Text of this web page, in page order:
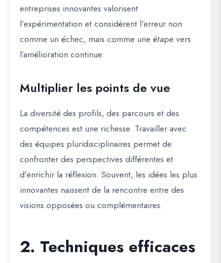
entreprises innovantes valorisent
l’expérimentation et considèrent l’erreur non
comme un échec, mais comme une étape vers
l’amélioration continue.
Multiplier les points de vue
La diversité des profils, des parcours et des
compétences est une richesse. Travailler avec
des équipes pluridisciplinaires permet de
confronter des perspectives différentes et
d’enrichir la réflexion. Souvent, les idées les plus
innovantes naissent de la rencontre entre des
visions opposées ou complémentaires.
2. Techniques efficaces